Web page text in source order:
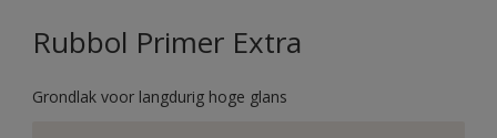
Rubbol Primer Extra
Grondlak voor langdurig hoge glans